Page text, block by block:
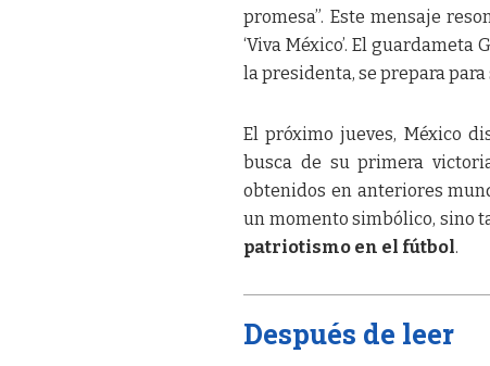
promesa”. Este mensaje
‘Viva México’. El
la presidenta, se prepara
El próximo jueves, México
busca de su primera
obtenidos en anteriores
un momento simbólico, sino
patriotismo en el fútbol.
Después de leer